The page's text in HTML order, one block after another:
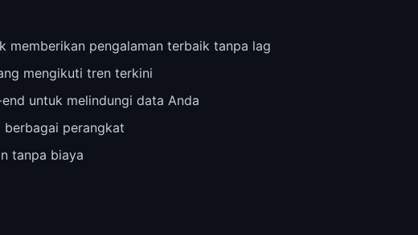
memberikan pengalaman terbaik tanpa lag
mengikuti tren terkini
untuk melindungi data Anda
perangkat
tanpa biaya